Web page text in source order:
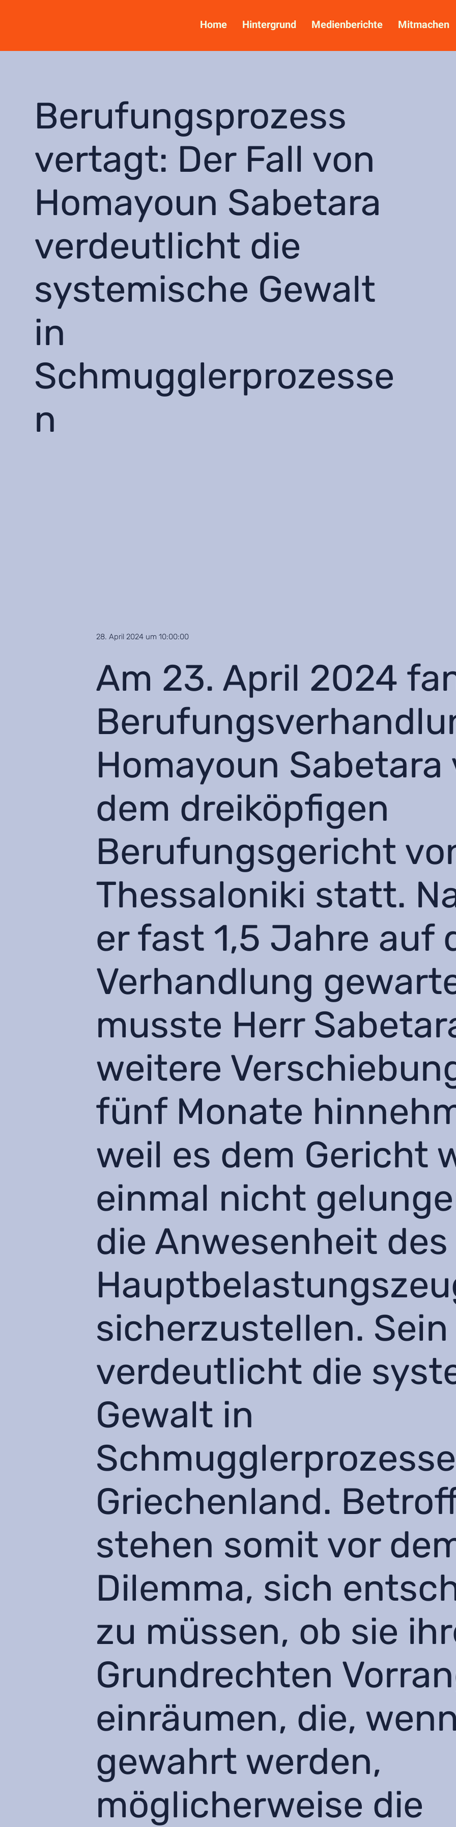
Home Hintergrund Medienberichte Mitmachen
Berufungsprozess
vertagt: Der Fall von
Homayoun Sabetara
verdeutlicht die
systemische Gewalt
in
Schmugglerprozesse
n
28. April 2024 um 10:00:00
Am 23. April 2024
Homayoun Sabetara
dem dreiköpfigen
Berufungsgericht
Thessaloniki statt.
er fast 1,5 Jahre auf
Verhandlung
musste Herr
weitere
fünf Monate
weil es dem Gericht
einmal nicht
die Anwesenheit des
sicherzustellen. Sein
verdeutlicht die
Gewalt in
Griechenland.
stehen somit vor
Dilemma, sich
zu müssen, ob sie
Grundrechten
einräumen, die,
gewahrt werden,
möglicherweise die